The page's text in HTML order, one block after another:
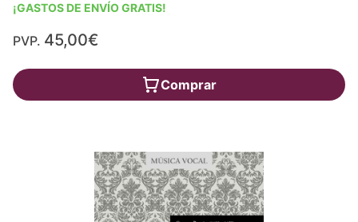
¡GASTOS DE ENVÍO GRATIS!
PVP. 45,00€
Comprar